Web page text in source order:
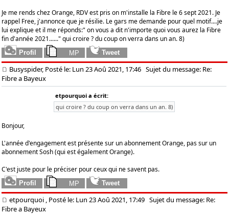
Je me rends chez Orange, RDV est pris on m'installe la Fibre le 6 sept 2021. Je
rappel Free, j'annonce que je résilie. Le gars me demande pour quel motif....je
lui explique et il me réponds:" on vous a dit n'importe quoi vous aurez la Fibre
fin d'année 2021......" qui croire ? du coup on verra dans un an. 8)
Busyspider, Posté le: Lun 23 Aoû 2021, 17:46 Sujet du message: Re:
Fibre a Bayeux
etpourquoi a écrit:
qui croire ? du coup on verra dans un an. 8)
Bonjour,
L'année d'engagement est présente sur un abonnement Orange, pas sur un
abonnement Sosh (qui est également Orange).
C'est juste pour le préciser pour ceux qui ne savent pas.
etpourquoi , Posté le: Lun 23 Aoû 2021, 17:49 Sujet du message: Re:
Fibre a Bayeux